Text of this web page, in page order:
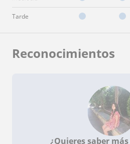
Tarde
Reconocimientos
¿Quieres saber